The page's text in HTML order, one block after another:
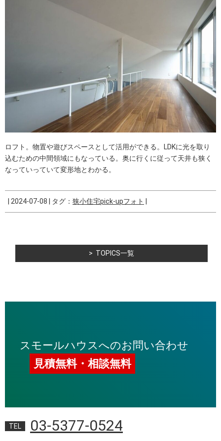
ロフト。物置や遊びスペースとして活用ができる。LDKに光を取り
込むための中間領域にもなっている。奥に行くに従って天井も狭く
なっていっていて変形地とわかる。
2024-07-08 タグ： 狭小住宅pick-upフォト
TOPICS一覧
スモールハウスへのお問い合わせ
見積無料・相談無料
TEL 03-5377-0524